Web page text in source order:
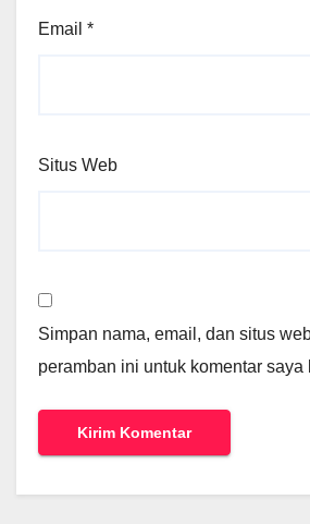
Email *
Situs Web
Simpan nama, email, dan situs
peramban ini untuk komentar saya